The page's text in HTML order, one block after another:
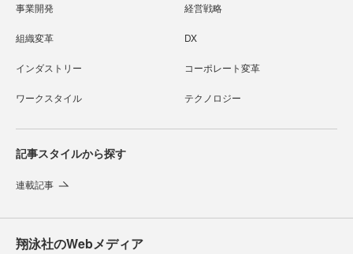
事業開発 経営戦略
組織変革 DX
インダストリー コーポレート変革
ワークスタイル テクノロジー
記事スタイルから探す
連載記事
翔泳社のWebメディア